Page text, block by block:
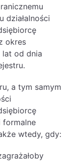
działalności
okres
od dnia
a tym samym
formalne
wtedy, gdy: